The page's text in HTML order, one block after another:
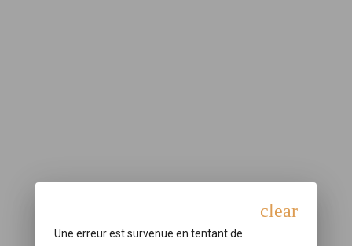
clear
Une erreur est survenue en tentant de